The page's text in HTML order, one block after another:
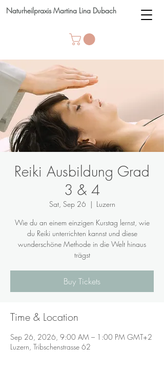
Naturheilpraxis Martina Lina Dubach
Reiki Ausbildung Grad
3 & 4
Sat, Sep 26
  |
Luzern
Wie du an einem einzigen Kurstag lernst, wie
du Reiki unterrichten kannst und diese
wunderschöne Methode in die Welt hinaus
trägst
Buy Tickets
Time & Location
Sep 26, 2026, 9:00 AM – 1:00 PM GMT+2
Luzern, Tribschenstrasse 62